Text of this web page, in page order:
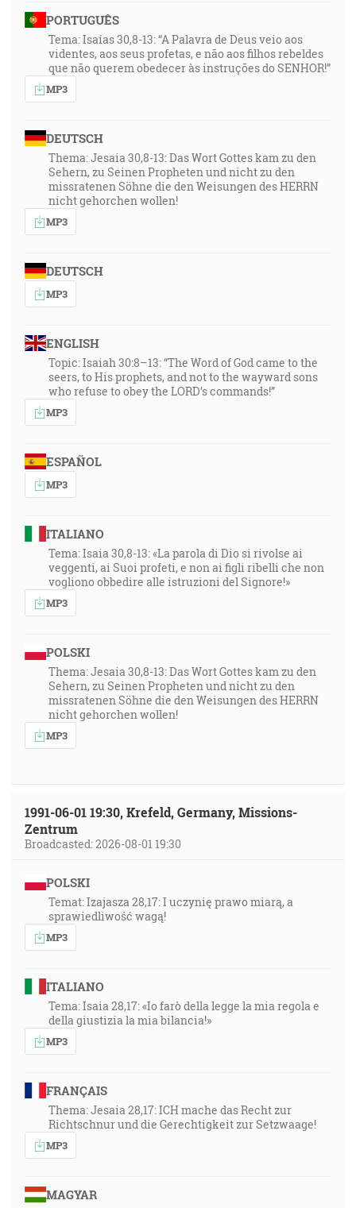
PORTUGUÊS
Tema: Isaías 30,8-13: “A Palavra de Deus veio aos
videntes, aos seus profetas, e não aos filhos rebeldes
que não querem obedecer às instruções do SENHOR!”
MP3
DEUTSCH
Thema: Jesaia 30,8-13: Das Wort Gottes kam zu den
Sehern, zu Seinen Propheten und nicht zu den
missratenen Söhne die den Weisungen des HERRN
nicht gehorchen wollen!
MP3
DEUTSCH
MP3
ENGLISH
Topic: Isaiah 30:8–13: “The Word of God came to the
seers, to His prophets, and not to the wayward sons
who refuse to obey the LORD’s commands!”
MP3
ESPAÑOL
MP3
ITALIANO
Tema: Isaia 30,8-13: «La parola di Dio si rivolse ai
veggenti, ai Suoi profeti, e non ai figli ribelli che non
vogliono obbedire alle istruzioni del Signore!»
MP3
POLSKI
Thema: Jesaia 30,8-13: Das Wort Gottes kam zu den
Sehern, zu Seinen Propheten und nicht zu den
missratenen Söhne die den Weisungen des HERRN
nicht gehorchen wollen!
MP3
1991-06-01 19:30, Krefeld, Germany, Missions-
Zentrum
Broadcasted: 2026-08-01 19:30
POLSKI
Temat: Izajasza 28,17: I uczynię prawo miarą, a
sprawiedliwość wagą!
MP3
ITALIANO
Tema: Isaia 28,17: «Io farò della legge la mia regola e
della giustizia la mia bilancia!»
MP3
FRANÇAIS
Thema: Jesaia 28,17: ICH mache das Recht zur
Richtschnur und die Gerechtigkeit zur Setzwaage!
MP3
MAGYAR